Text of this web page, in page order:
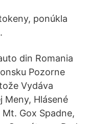
ponúkla
din Romania
Pozorne
Vydáva
Meny, Hlásené
Gox Spadne,